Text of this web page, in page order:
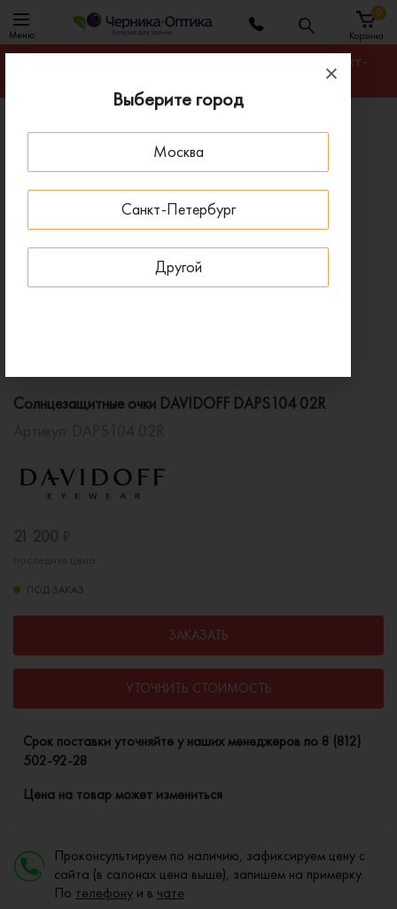
Выберите город
Москва
Санкт-Петербург
Другой
Меню Корзина
0
Гарантируем лучшую цену на любую оправу в Санкт-
Главная
Солнцезащитные очки
Солнцезащитные очки DAVIDOFF DAPS104 02R
Солнцезащитные очки DAVIDOFF DAPS104 02R
ПОД ЗАКАЗ
ЗАКАЗАТЬ
УТОЧНИТЬ СТОИМОСТЬ
Cрок поставки уточняйте у наших менеджеров по 8 (812)
502-92-28
Цена на товар может измениться
Проконсультируем по наличию, зафиксируем цену с
сайта (в салонах цена выше), запишем на примерку.
По телефону и в чате
ПОД ЗАКАЗ